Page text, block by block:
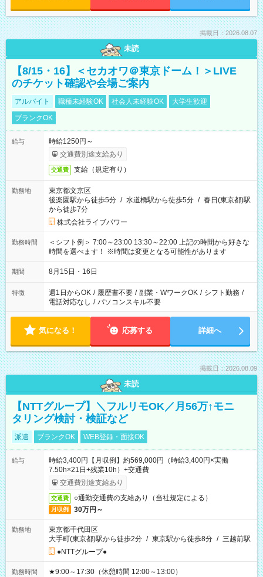
掲載日：2026.08.07
未読
【8/15・16】＜セカオワ＠東京ドーム！＞LIVE
のチケット確認や会場ご案内
アルバイト 職種未経験OK 社会人未経験OK
大学生歓迎
ブランクOK
給与
時給1250円～
交通費別途支給あり
交通費 支給（規定有り）
勤務地
東京都文京区
後楽園駅から徒歩5分 / 水道橋駅から徒歩5分 / 春日(東京都)駅
から徒歩7分
株式会社ライブパワー
勤務時間
＜シフト例＞ 7:00～23:00 13:30～22:00 上記の時間から好きな
時間を選べます！ ※時間は変更となる可能性があります
期間 8月15日・16日
特徴 週1日からOK / 履歴書不要 / 副業・WワークOK / シフト勤務 /
電話対応なし / パソコンスキル不要
気になる！ 応募する 詳細へ
掲載日：2026.08.09
未読
【NTTグループ】＼フルリモOK／月56万↑モニ
タリング検討・検証など
派遣 ブランクOK WEB登録・面接OK
給与
時給3,400円【月収例】約569,000円（時給3,400円×実働
7.50h×21日+残業10h）+交通費
交通費別途支給あり
交通費 ○通勤交通費の支給あり（当社規定による）
月収例 30万円～
勤務地
東京都千代田区
大手町(東京都)駅から徒歩2分 / 東京駅から徒歩8分 / 三越前駅
●NTTグループ●
勤務時間 ★9:00～17:30（休憩時間 12:00～13:00）